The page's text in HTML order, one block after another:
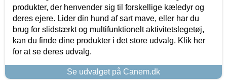
produkter, der henvender sig til forskellige kæledyr og
deres ejere. Lider din hund af sart mave, eller har du
brug for slidstærkt og multifunktionelt aktivitetslegetøj,
kan du finde dine produkter i det store udvalg. Klik her
for at se deres udvalg.
Se udvalget på Canem.dk